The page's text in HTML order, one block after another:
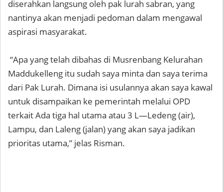
diserahkan langsung oleh pak lurah sabran, yang
nantinya akan menjadi pedoman dalam mengawal
aspirasi masyarakat.
“Apa yang telah dibahas di Musrenbang Kelurahan
Maddukelleng itu sudah saya minta dan saya terima
dari Pak Lurah. Dimana isi usulannya akan saya kawal
untuk disampaikan ke pemerintah melalui OPD
terkait Ada tiga hal utama atau 3 L—Ledeng (air),
Lampu, dan Laleng (jalan) yang akan saya jadikan
prioritas utama,” jelas Risman.